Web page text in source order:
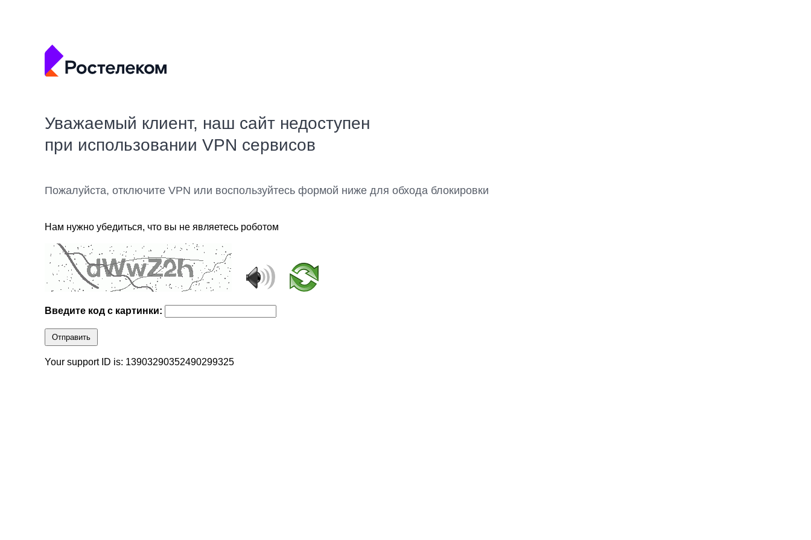
Уважаемый клиент, наш сайт недоступен
при использовании VPN сервисов
Пожалуйста, отключите VPN или воспользуйтесь формой ниже для обхода блокировки
Нам нужно убедиться, что вы не являетесь роботом
Введите код с картинки:
Отправить
Your support ID is: 13903290352490299325